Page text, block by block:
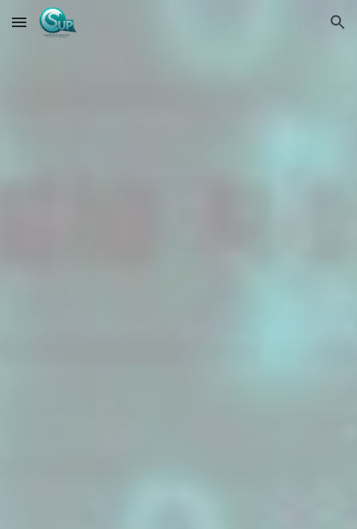
Skip to main content Skip to navigation